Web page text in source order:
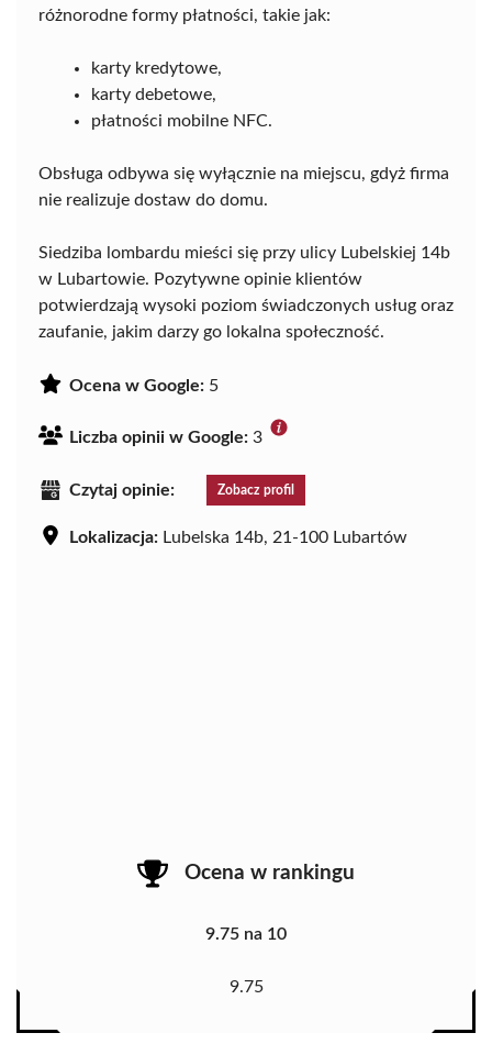
różnorodne formy płatności, takie jak:
karty kredytowe,
karty debetowe,
płatności mobilne NFC.
Obsługa odbywa się wyłącznie na miejscu, gdyż firma
nie realizuje dostaw do domu.
Siedziba lombardu mieści się przy ulicy Lubelskiej 14b
w Lubartowie. Pozytywne opinie klientów
potwierdzają wysoki poziom świadczonych usług oraz
zaufanie, jakim darzy go lokalna społeczność.
Ocena w Google: 5
Liczba opinii w Google: 3
Czytaj opinie: Zobacz profil
Lokalizacja: Lubelska 14b, 21-100 Lubartów
Ocena w rankingu
9.75 na 10
9.75